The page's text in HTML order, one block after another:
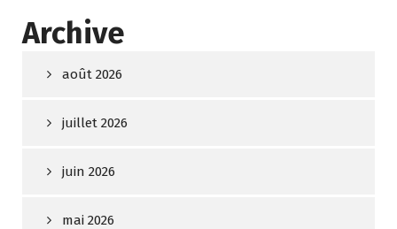
Archive
août 2026
juillet 2026
juin 2026
mai 2026